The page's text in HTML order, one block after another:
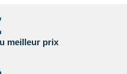
meilleur prix